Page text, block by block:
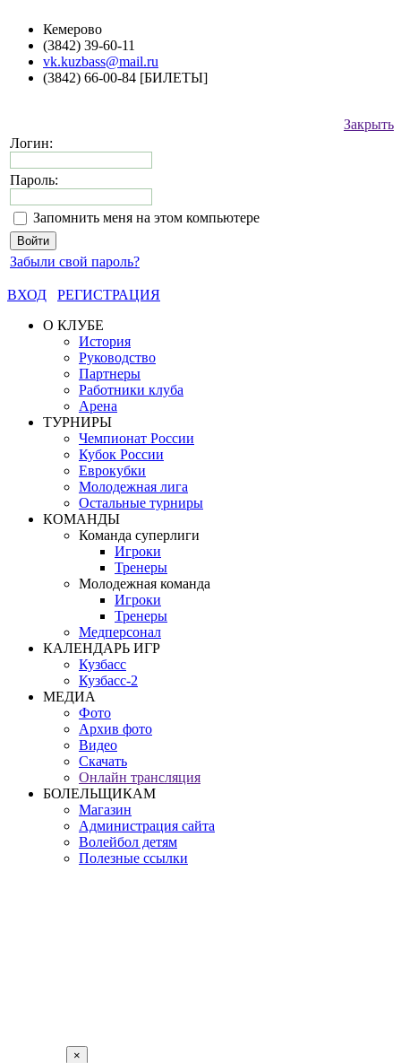
Кемерово
(3842) 39-60-11
vk.kuzbass@mail.ru
(3842) 66-00-84 [БИЛЕТЫ]
Закрыть
Логин:
Пароль:
Запомнить меня на этом компьютере
Забыли свой пароль?
ВХОД
РЕГИСТРАЦИЯ
О КЛУБЕ
История
Руководство
Партнеры
Работники клуба
Арена
ТУРНИРЫ
Чемпионат России
Кубок России
Еврокубки
Молодежная лига
Остальные турниры
КОМАНДЫ
Команда суперлиги
Игроки
Тренеры
Молодежная команда
Игроки
Тренеры
Медперсонал
КАЛЕНДАРЬ ИГР
Кузбасс
Кузбасс-2
МЕДИА
Фото
Архив фото
Видео
Скачать
Онлайн трансляция
БОЛЕЛЬЩИКАМ
Магазин
Администрация сайта
Волейбол детям
Полезные ссылки
×